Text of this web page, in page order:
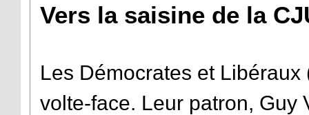
Vers la saisine de la
Les Démocrates et
volte-face. Leur patron,